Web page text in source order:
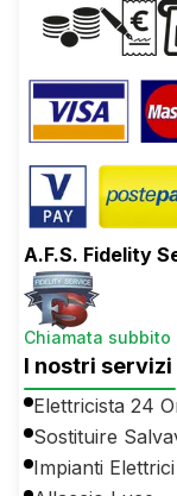
A.F.S. Fidelity
Chiamata subbito
I nostri servizi
Elettricista 24
Sostituire
Impianti Elettrici